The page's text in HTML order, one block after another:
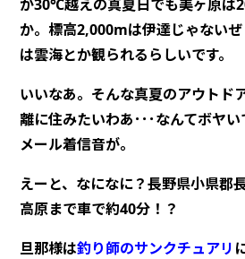
が30℃越えの真夏日でも美ヶ原は
か。標高2,000mは伊達じゃない
は雲海とか観られるらしいです。
いいなあ。そんな真夏のアウトド
離に住みたいわあ･･･なんてボヤ
メール着信音が。
えーと、なになに？長野県小県郡
高原まで車で約40分！？
旦那様は釣り師のサンクチュアリ